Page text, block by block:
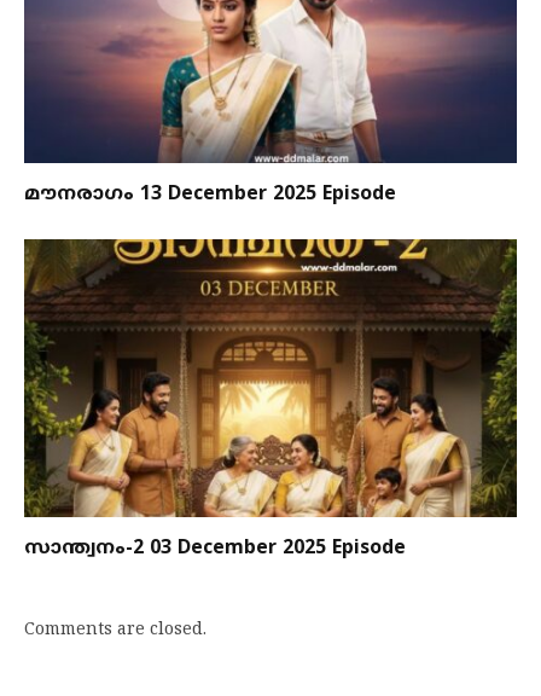
മൗനരാഗം 13 December 2025 Episode
സാന്ത്വനം-2 03 December 2025 Episode
Comments are closed.